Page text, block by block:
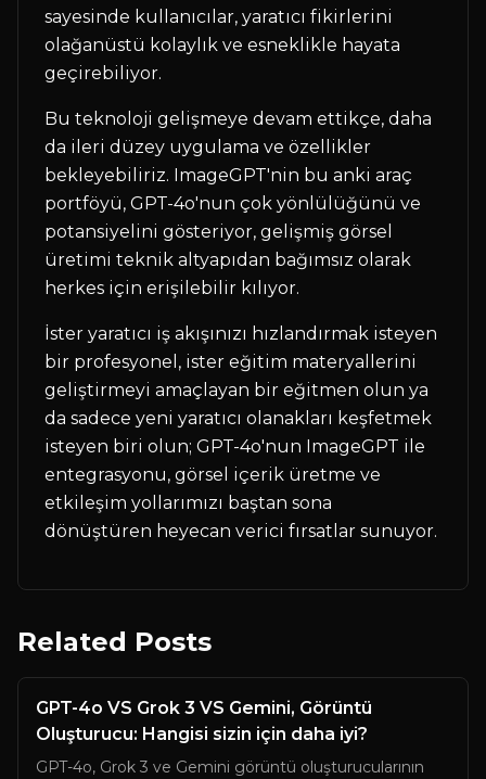
sayesinde kullanıcılar, yaratıcı fikirlerini
olağanüstü kolaylık ve esneklikle hayata
geçirebiliyor.
Bu teknoloji gelişmeye devam ettikçe, daha
da ileri düzey uygulama ve özellikler
bekleyebiliriz. ImageGPT'nin bu anki araç
portföyü, GPT-4o'nun çok yönlülüğünü ve
potansiyelini gösteriyor, gelişmiş görsel
üretimi teknik altyapıdan bağımsız olarak
herkes için erişilebilir kılıyor.
İster yaratıcı iş akışınızı hızlandırmak isteyen
bir profesyonel, ister eğitim materyallerini
geliştirmeyi amaçlayan bir eğitmen olun ya
da sadece yeni yaratıcı olanakları keşfetmek
isteyen biri olun; GPT-4o'nun ImageGPT ile
entegrasyonu, görsel içerik üretme ve
etkileşim yollarımızı baştan sona
dönüştüren heyecan verici fırsatlar sunuyor.
Related Posts
GPT-4o VS Grok 3 VS Gemini, Görüntü
Oluşturucu: Hangisi sizin için daha iyi?
GPT-4o, Grok 3 ve Gemini görüntü oluşturucularının